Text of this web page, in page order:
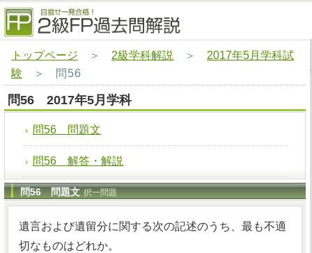
トップページ ＞ 2級学科解説 ＞ 2017年5月学科試
験 ＞ 問56
問56 2017年5月学科
問56 問題文
問56 解答・解説
問56 問題文 択一問題
遺言および遺留分に関する次の記述のうち、最も不適
切なものはどれか。